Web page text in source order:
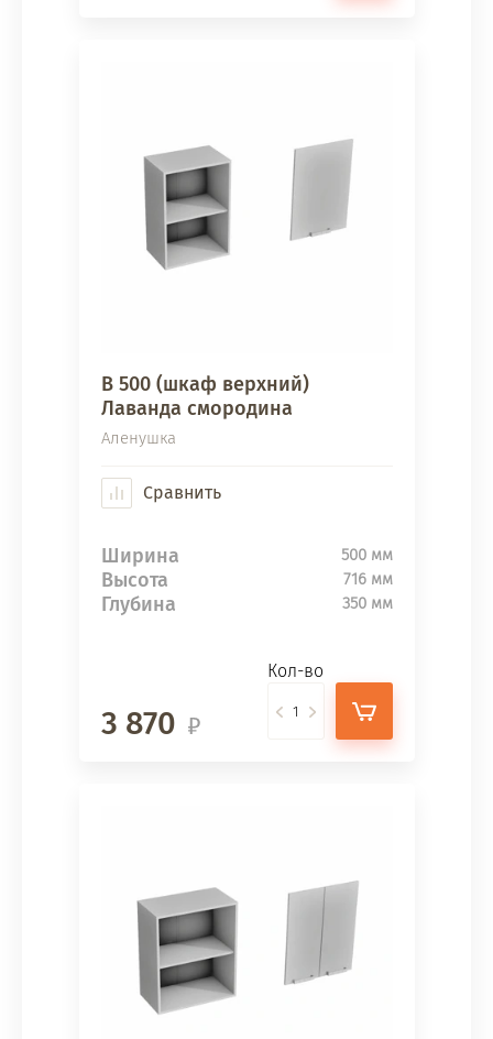
В 500 (шкаф верхний)
Лаванда смородина
Аленушка
Сравнить
Ширина 500 мм
Высота 716 мм
Глубина 350 мм
3 870
Кол-во